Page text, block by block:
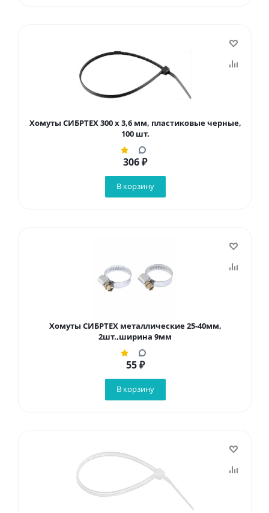
Хомуты СИБРТЕХ 300 х 3,6 мм, пластиковые черные,
100 шт.
306₽
В корзину
Хомуты СИБРТЕХ металлические 25-40мм,
2шт.,ширина 9мм
55₽
В корзину